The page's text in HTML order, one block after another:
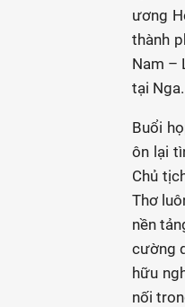
ương
thành
Nam –
tại Nga.
Buổi
ôn lại
Chủ
Thơ
nền
cường
hữu
nối